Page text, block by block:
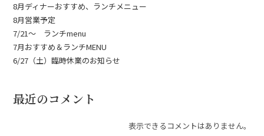
8月ディナーおすすめ、ランチメニュー
8月営業予定
7/21〜 ランチmenu
7月おすすめ＆ランチMENU
6/27（土）臨時休業のお知らせ
最近のコメント
表示できるコメントはありません。